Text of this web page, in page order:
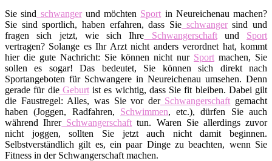
Sie sind schwangerund möchten Sport in Neureichenau machen?
Sie sind sportlich, haben erfahren, dass Sie schwangersind und
fragen sich jetzt, wie sich Ihre Schwangerschaftund Sport
vertragen? Solange es Ihr Arzt nicht anders verordnet hat, kommt
hier die gute Nachricht: Sie können nicht nur Sport machen, Sie
sollen es sogar! Das bedeutet, Sie können sich direkt nach
Sportangeboten für Schwangere in Neureichenau umsehen. Denn
gerade für dieGeburtist es wichtig, dass Sie fit bleiben. Dabei gilt
die Faustregel: Alles, was Sie vor derSchwangerschaft gemacht
haben (Joggen, Radfahren, Schwimmen, etc.), dürfen Sie auch
während IhrerSchwangerschaft tun. Waren Sie allerdings zuvor
nicht joggen, sollten Sie jetzt auch nicht damit beginnen.
Selbstverständlich gilt es, ein paar Dinge zu beachten, wenn Sie
Fitness in der Schwangerschaft machen.